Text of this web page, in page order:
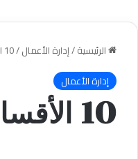
الرئيسية/إدارة الأعمال/10 الأقسام الرئيسية لإدارة الأعمال
إدارة الأعمال
10 الأقسام الرئيسية لإدارة الأعمال